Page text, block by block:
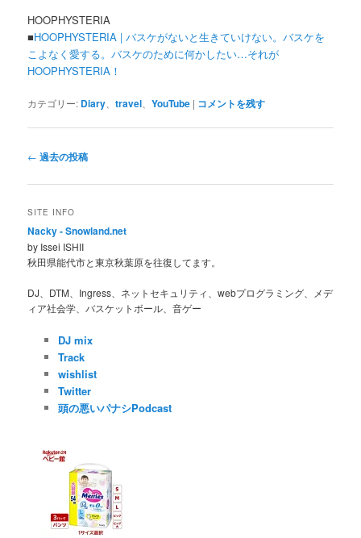
HOOPHYSTERIA
■HOOPHYSTERIA | バスケがないと生きていけない。バスケを
こよなく愛する。バスケのために何かしたい…それが
HOOPHYSTERIA！
カテゴリー: Diary 、travel 、YouTube | コメントを残す
投
ナ
ー
シ
ョ
ン
← 過去の投稿
SITE INFO
Nacky - Snowland.net
by Issei ISHII
秋田県能代市と東京秋葉原を往復してます。
DJ、DTM、Ingress、ネットセキュリティ、webプログラミング、メデ
ィア社会学、バスケットボール、音ゲー
DJ mix
Track
wishlist
Twitter
頭の悪いパナシPodcast